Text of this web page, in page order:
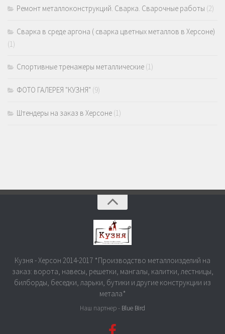
Ремонт металлоконструкций. Сварка. Сварочные работы (2)
Сварка в среде аргона ( сварка цветных металлов в Херсоне)
(1)
Спортивные тренажеры металлические (1)
ФОТО ГАЛЕРЕЯ "КУЗНЯ" (9)
Штендеры на заказ в Херсоне (1)
Кузня - Херсон 2014-2017 *Производство металлоизделий на
заказ: ворота, навесы, решетки, мангалы, калитки, лестницы,
билборды, беседки, ларьки, бутики и другие конструкции из
метала*
Наш партнер - Blue Bird